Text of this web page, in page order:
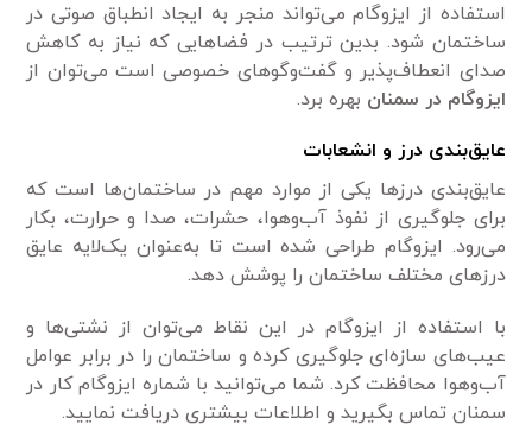
استفاده از ایزوگام می‌تواند منجر به ایجاد انطباق صوتی در
ساختمان شود. بدین ترتیب در فضاهایی که نیاز به کاهش
صدای انعطاف‌پذیر و گفت‌وگوهای خصوصی است می‌توان از
ایزوگام در سمنان بهره برد.
عایق‌بندی درز و انشعابات
عایق‌بندی درزها یکی از موارد مهم در ساختمان‌ها است که
برای جلوگیری از نفوذ آب‌وهوا، حشرات، صدا و حرارت، بکار
می‌رود. ایزوگام طراحی شده است تا به‌عنوان یک‌لایه عایق
درزهای مختلف ساختمان را پوشش دهد.
با استفاده از ایزوگام در این نقاط می‌توان از نشتی‌ها و
عیب‌های سازه‌ای جلوگیری کرده و ساختمان را در برابر عوامل
آب‌وهوا محافظت کرد. شما می‌توانید با شماره ایزوگام کار در
سمنان تماس بگیرید و اطلاعات بیشتری دریافت نمایید.